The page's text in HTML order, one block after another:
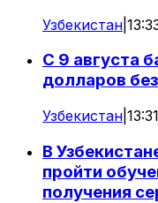
Узбекистан
С 9 августа
долларов
Узбекистан 13:31
В
пройти
получения